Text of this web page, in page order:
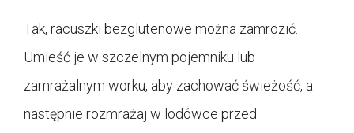
Tak, racuszki bezglutenowe można zamrozić.
Umieść je w szczelnym pojemniku lub
zamrażalnym worku, aby zachować świeżość, a
następnie rozmrażaj w lodówce przed